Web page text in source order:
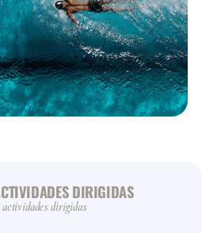
DIRIGIDAS
actividades dirigidas